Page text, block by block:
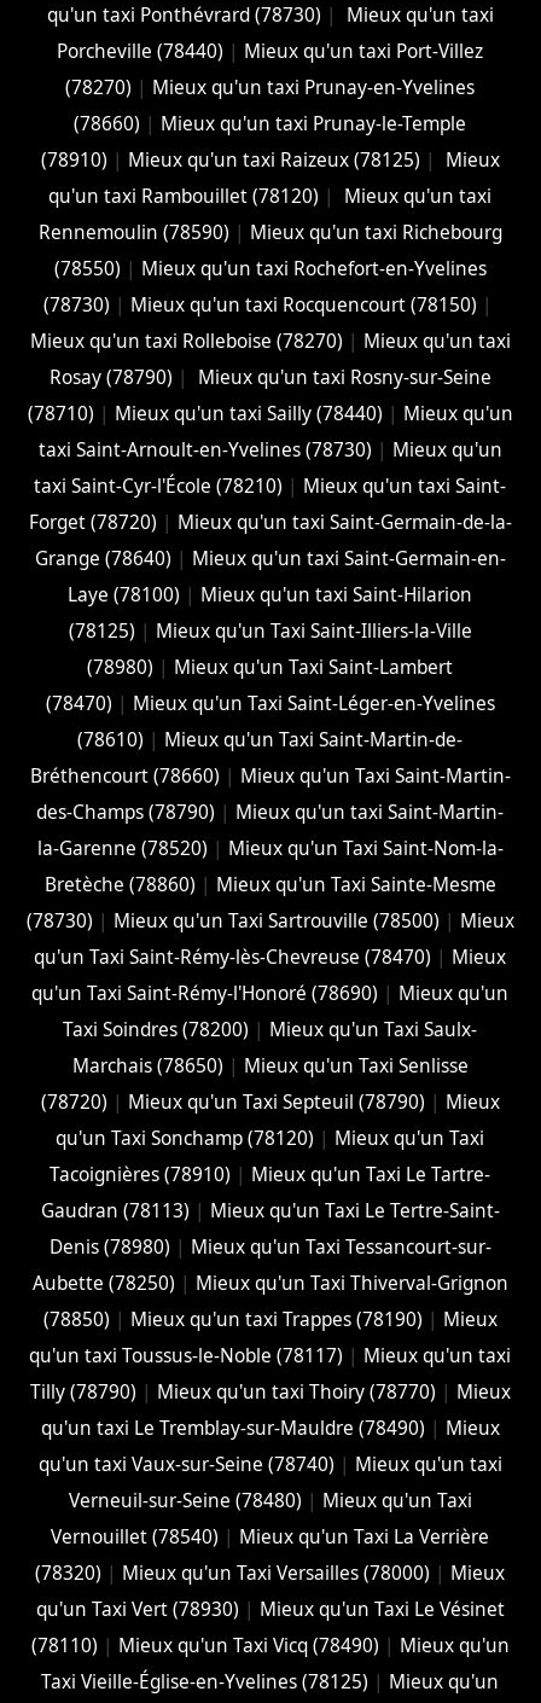
qu'un taxi Ponthévrard (78730) |
Mieux qu'un taxi
Porcheville (78440) | Mieux qu'un taxi Port-Villez
(78270) | Mieux qu'un taxi Prunay-en-Yvelines
(78660) | Mieux qu'un taxi Prunay-le-Temple
(78910) | Mieux qu'un taxi Raizeux (78125) |
Mieux
qu'un taxi Rambouillet (78120) |
Mieux qu'un taxi
Rennemoulin (78590) | Mieux qu'un taxi Richebourg
(78550) | Mieux qu'un taxi Rochefort-en-Yvelines
(78730) | Mieux qu'un taxi Rocquencourt (78150) |
Mieux qu'un taxi Rolleboise (78270) | Mieux qu'un taxi
Rosay (78790) |
Mieux qu'un taxi Rosny-sur-Seine
(78710) | Mieux qu'un taxi Sailly (78440) | Mieux qu'un
taxi Saint-Arnoult-en-Yvelines (78730) | Mieux qu'un
taxi Saint-Cyr-l'École (78210) | Mieux qu'un taxi Saint-
Forget (78720) | Mieux qu'un taxi Saint-Germain-de-la-
Grange (78640) | Mieux qu'un taxi Saint-Germain-en-
Laye (78100) | Mieux qu'un taxi Saint-Hilarion
(78125) | Mieux qu'un Taxi Saint-Illiers-la-Ville
(78980) | Mieux qu'un Taxi Saint-Lambert
(78470) | Mieux qu'un Taxi Saint-Léger-en-Yvelines
(78610) | Mieux qu'un Taxi Saint-Martin-de-
Bréthencourt (78660) | Mieux qu'un Taxi Saint-Martin-
des-Champs (78790) | Mieux qu'un taxi Saint-Martin-
la-Garenne (78520) | Mieux qu'un Taxi Saint-Nom-la-
Bretèche (78860) | Mieux qu'un Taxi Sainte-Mesme
(78730) | Mieux qu'un Taxi Sartrouville (78500) | Mieux
qu'un Taxi Saint-Rémy-lès-Chevreuse (78470) | Mieux
qu'un Taxi Saint-Rémy-l'Honoré (78690) | Mieux qu'un
Taxi Soindres (78200) | Mieux qu'un Taxi Saulx-
Marchais (78650) | Mieux qu'un Taxi Senlisse
(78720) | Mieux qu'un Taxi Septeuil (78790) | Mieux
qu'un Taxi Sonchamp (78120) | Mieux qu'un Taxi
Tacoignières (78910) | Mieux qu'un Taxi Le Tartre-
Gaudran (78113) | Mieux qu'un Taxi Le Tertre-Saint-
Denis (78980) | Mieux qu'un Taxi Tessancourt-sur-
Aubette (78250) | Mieux qu'un Taxi Thiverval-Grignon
(78850) | Mieux qu'un taxi Trappes (78190) | Mieux
qu'un taxi Toussus-le-Noble (78117) | Mieux qu'un taxi
Tilly (78790) | Mieux qu'un taxi Thoiry (78770) | Mieux
qu'un taxi Le Tremblay-sur-Mauldre (78490) | Mieux
qu'un taxi Vaux-sur-Seine (78740) | Mieux qu'un taxi
Verneuil-sur-Seine (78480) | Mieux qu'un Taxi
Vernouillet (78540) | Mieux qu'un Taxi La Verrière
(78320) | Mieux qu'un Taxi Versailles (78000) | Mieux
qu'un Taxi Vert (78930) | Mieux qu'un Taxi Le Vésinet
(78110) | Mieux qu'un Taxi Vicq (78490) | Mieux qu'un
Taxi Vieille-Église-en-Yvelines (78125) | Mieux qu'un